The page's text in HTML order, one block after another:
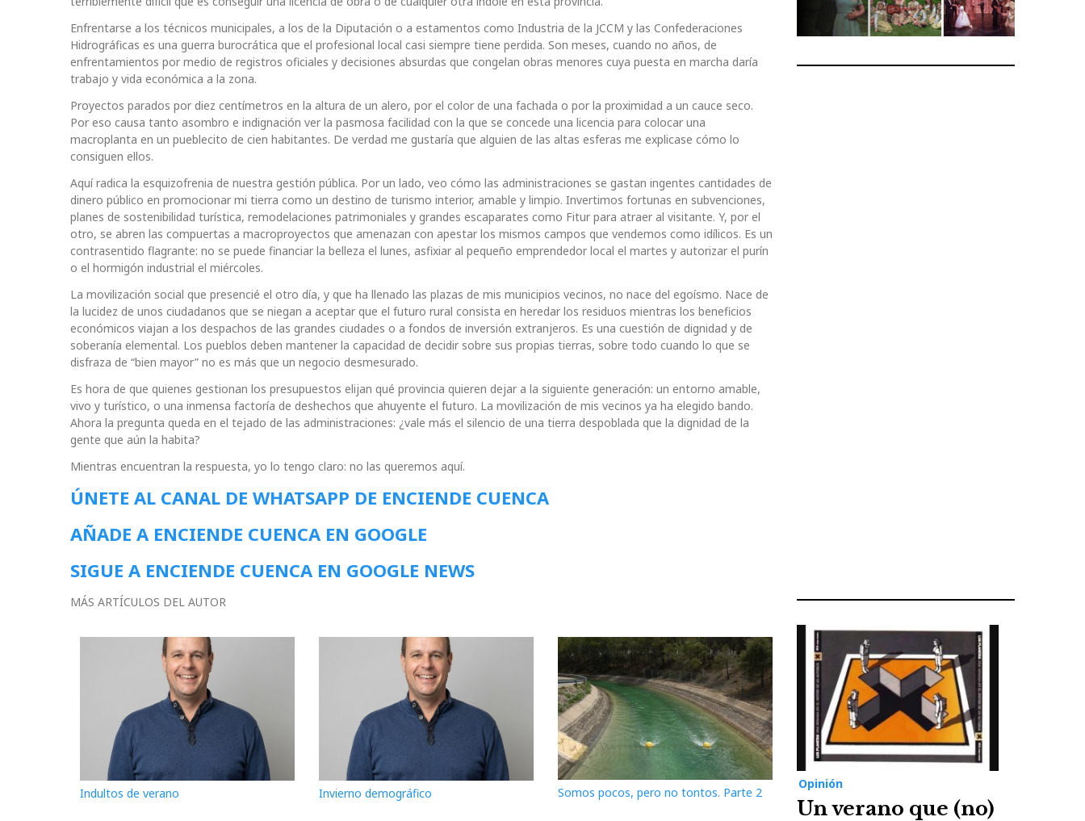
Enfrentarse a los técnicos municipales, a los de la Diputación o a estamentos como Industria de la JCCM y las Confederaciones
Hidrográficas es una guerra burocrática que el profesional local casi siempre tiene perdida. Son meses, cuando no años, de
enfrentamientos por medio de registros oficiales y decisiones absurdas que congelan obras menores cuya puesta en marcha daría
trabajo y vida económica a la zona.
Proyectos parados por diez centímetros en la altura de un alero, por el color de una fachada o por la proximidad a un cauce seco.
Por eso causa tanto asombro e indignación ver la pasmosa facilidad con la que se concede una licencia para colocar una
macroplanta en un pueblecito de cien habitantes. De verdad me gustaría que alguien de las altas esferas me explicase cómo lo
consiguen ellos.
Aquí radica la esquizofrenia de nuestra gestión pública. Por un lado, veo cómo las administraciones se gastan ingentes cantidades de
dinero público en promocionar mi tierra como un destino de turismo interior, amable y limpio. Invertimos fortunas en subvenciones,
planes de sostenibilidad turística, remodelaciones patrimoniales y grandes escaparates como Fitur para atraer al visitante. Y, por el
otro, se abren las compuertas a macroproyectos que amenazan con apestar los mismos campos que vendemos como idílicos. Es un
contrasentido flagrante: no se puede financiar la belleza el lunes, asfixiar al pequeño emprendedor local el martes y autorizar el purín
o el hormigón industrial el miércoles.
La movilización social que presencié el otro día, y que ha llenado las plazas de mis municipios vecinos, no nace del egoísmo. Nace de
la lucidez de unos ciudadanos que se niegan a aceptar que el futuro rural consista en heredar los residuos mientras los beneficios
económicos viajan a los despachos de las grandes ciudades o a fondos de inversión extranjeros. Es una cuestión de dignidad y de
soberanía elemental. Los pueblos deben mantener la capacidad de decidir sobre sus propias tierras, sobre todo cuando lo que se
disfraza de “bien mayor” no es más que un negocio desmesurado.
Es hora de que quienes gestionan los presupuestos elijan qué provincia quieren dejar a la siguiente generación: un entorno amable,
vivo y turístico, o una inmensa factoría de deshechos que ahuyente el futuro. La movilización de mis vecinos ya ha elegido bando.
Ahora la pregunta queda en el tejado de las administraciones: ¿vale más el silencio de una tierra despoblada que la dignidad de la
gente que aún la habita?
Mientras encuentran la respuesta, yo lo tengo claro: no las queremos aquí.
ÚNETE AL CANAL DE WHATSAPP DE ENCIENDE CUENCA
AÑADE A ENCIENDE CUENCA EN GOOGLE
SIGUE A ENCIENDE CUENCA EN GOOGLE NEWS
MÁS ARTÍCULOS DEL AUTOR
Indultos de verano Invierno demográfico Somos pocos, pero no tontos. Parte 2
Opinión
Un verano que (no)